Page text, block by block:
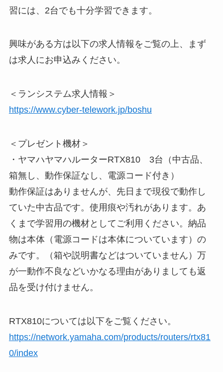
習には、2台でも十分学習できます。
興味がある方は以下の求人情報をご覧の上、まず
は求人にお申込みください。
＜ランシステム求人情報＞
https://www.cyber-telework.jp/boshu
＜プレゼント機材＞
・ヤマハヤマハルーターRTX810 3台（中古品、
箱無し、動作保証なし、電源コード付き）
動作保証はありませんが、先日まで現役で動作し
ていた中古品です。使用痕や汚れがあります。あ
くまで学習用の機材としてご利用ください。納品
物は本体（電源コードは本体についています）の
みです。（箱や説明書などはついていません）万
が一動作不良などいかなる理由がありましても返
品を受け付けません。
RTX810については以下をご覧ください。
https://network.yamaha.com/products/routers/rtx81
0/index